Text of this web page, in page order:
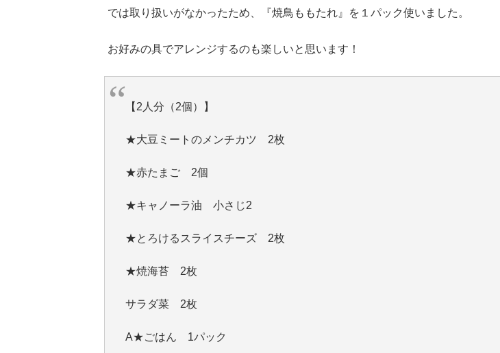
では取り扱いがなかったため、『焼鳥ももたれ』を１パック使いました。
お好みの具でアレンジするのも楽しいと思います！
【2人分（2個）】
★大豆ミートのメンチカツ 2枚
★赤たまご 2個
★キャノーラ油 小さじ2
★とろけるスライスチーズ 2枚
★焼海苔 2枚
サラダ菜 2枚
A★ごはん 1パック